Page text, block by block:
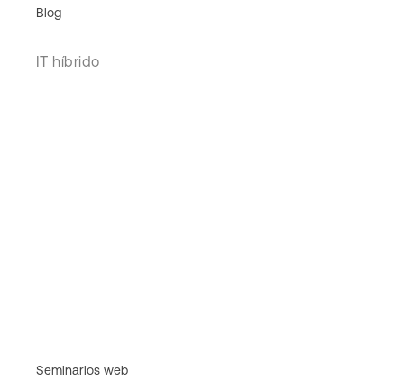
Blog
IT híbrido
Seminarios web